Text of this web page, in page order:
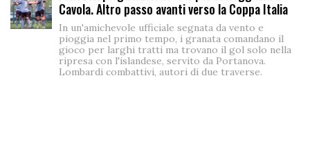
Cavola. Altro passo avanti verso la Coppa Italia
In un'amichevole ufficiale segnata da vento e
pioggia nel primo tempo, i granata comandano il
gioco per larghi tratti ma trovano il gol solo nella
ripresa con l'islandese, servito da Portanova.
Lombardi combattivi, autori di due traverse.